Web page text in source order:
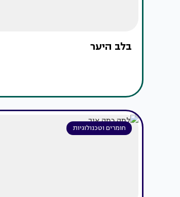
בלב היער
חומרים וטכנולוגיות